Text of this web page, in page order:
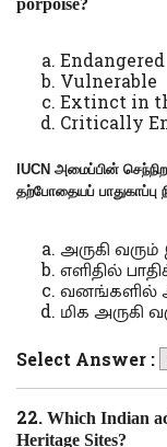
porpoise?
Endangered
Vulnerable
Extinct in
Critically
IUCNஅமைப்பின்
தற்போதையப் பாதுகாப்பு
அருகி
எளிதில்
வனங்களில்
மிக அருகி
Select Answer :
22.Which Indian
Heritage Sites?